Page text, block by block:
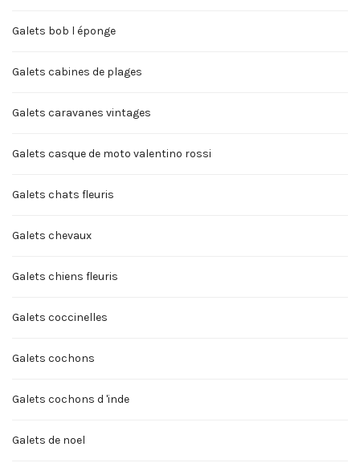
Galets bob l éponge
Galets cabines de plages
Galets caravanes vintages
Galets casque de moto valentino rossi
Galets chats fleuris
Galets chevaux
Galets chiens fleuris
Galets coccinelles
Galets cochons
Galets cochons d 'inde
Galets de noel